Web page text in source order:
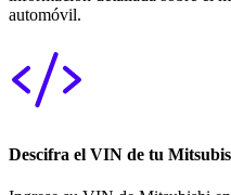
automóvil.
Descifra el VIN de tu